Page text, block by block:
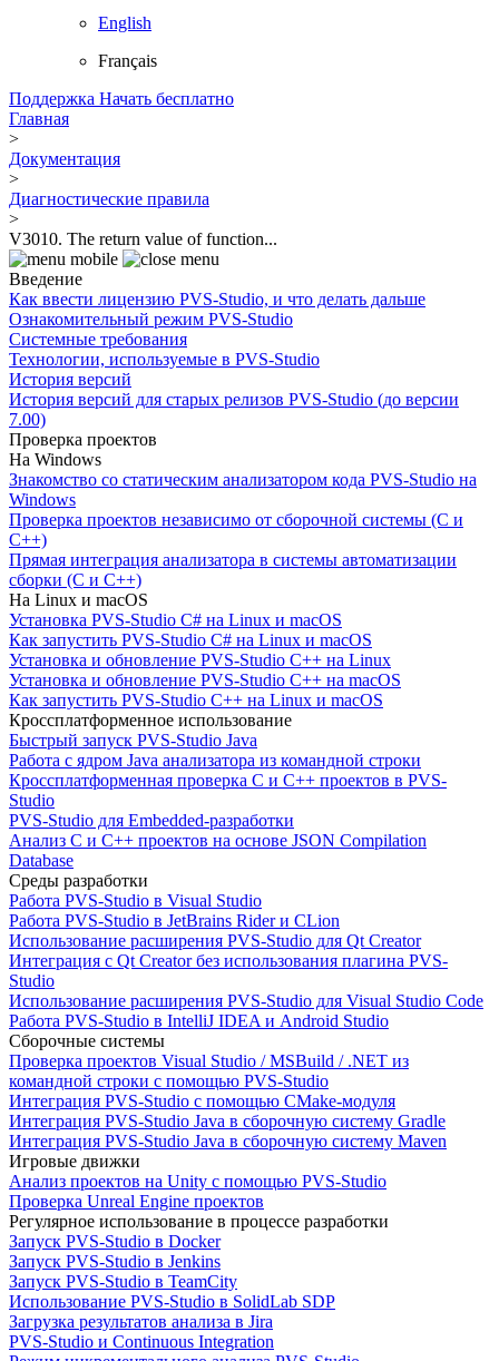
English
Français
Поддержка Начать бесплатно
Главная
>
Документация
>
Диагностические правила
>
V3010. The return value of function...
Введение
Как ввести лицензию PVS-Studio, и что делать дальше
Ознакомительный режим PVS-Studio
Системные требования
Технологии, используемые в PVS-Studio
История версий
История версий для старых релизов PVS-Studio (до версии
7.00)
Проверка проектов
На Windows
Знакомство со статическим анализатором кода PVS-Studio на
Windows
Проверка проектов независимо от сборочной системы (C и
C++)
Прямая интеграция анализатора в системы автоматизации
сборки (C и C++)
На Linux и macOS
Установка PVS-Studio C# на Linux и macOS
Как запустить PVS-Studio C# на Linux и macOS
Установка и обновление PVS-Studio C++ на Linux
Установка и обновление PVS-Studio C++ на macOS
Как запустить PVS-Studio C++ на Linux и macOS
Кроссплатформенное использование
Быстрый запуск PVS-Studio Java
Работа с ядром Java анализатора из командной строки
Кроссплатформенная проверка C и C++ проектов в PVS-
Studio
PVS-Studio для Embedded-разработки
Анализ C и C++ проектов на основе JSON Compilation
Database
Среды разработки
Работа PVS-Studio в Visual Studio
Работа PVS-Studio в JetBrains Rider и CLion
Использование расширения PVS-Studio для Qt Creator
Интеграция с Qt Creator без использования плагина PVS-
Studio
Использование расширения PVS-Studio для Visual Studio Code
Работа PVS-Studio в IntelliJ IDEA и Android Studio
Сборочные системы
Проверка проектов Visual Studio / MSBuild / .NET из
командной строки с помощью PVS-Studio
Интеграция PVS-Studio с помощью CMake-модуля
Интеграция PVS-Studio Java в сборочную систему Gradle
Интеграция PVS-Studio Java в сборочную систему Maven
Игровые движки
Анализ проектов на Unity с помощью PVS-Studio
Проверка Unreal Engine проектов
Регулярное использование в процессе разработки
Запуск PVS-Studio в Docker
Запуск PVS-Studio в Jenkins
Запуск PVS-Studio в TeamCity
Использование PVS-Studio в SolidLab SDP
Загрузка результатов анализа в Jira
PVS-Studio и Continuous Integration